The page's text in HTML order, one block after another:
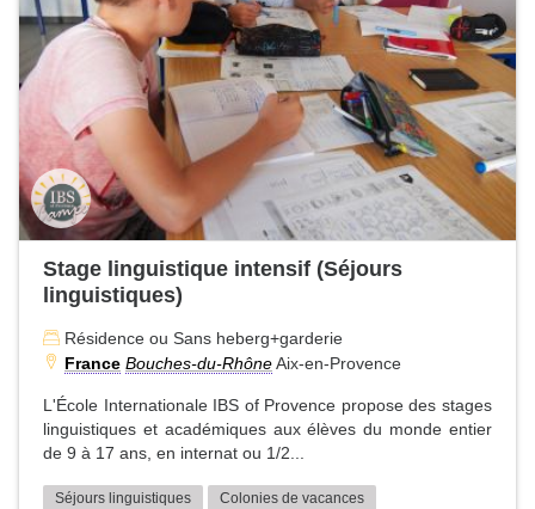
Stage linguistique intensif (Séjours
linguistiques)
Résidence ou Sans heberg+garderie
France Bouches-du-RhôneAix-en-Provence
L'École Internationale IBS of Provence propose des stages
linguistiques et académiques aux élèves du monde entier
de 9 à 17 ans, en internat ou 1/2...
Séjours linguistiques
Colonies de vacances